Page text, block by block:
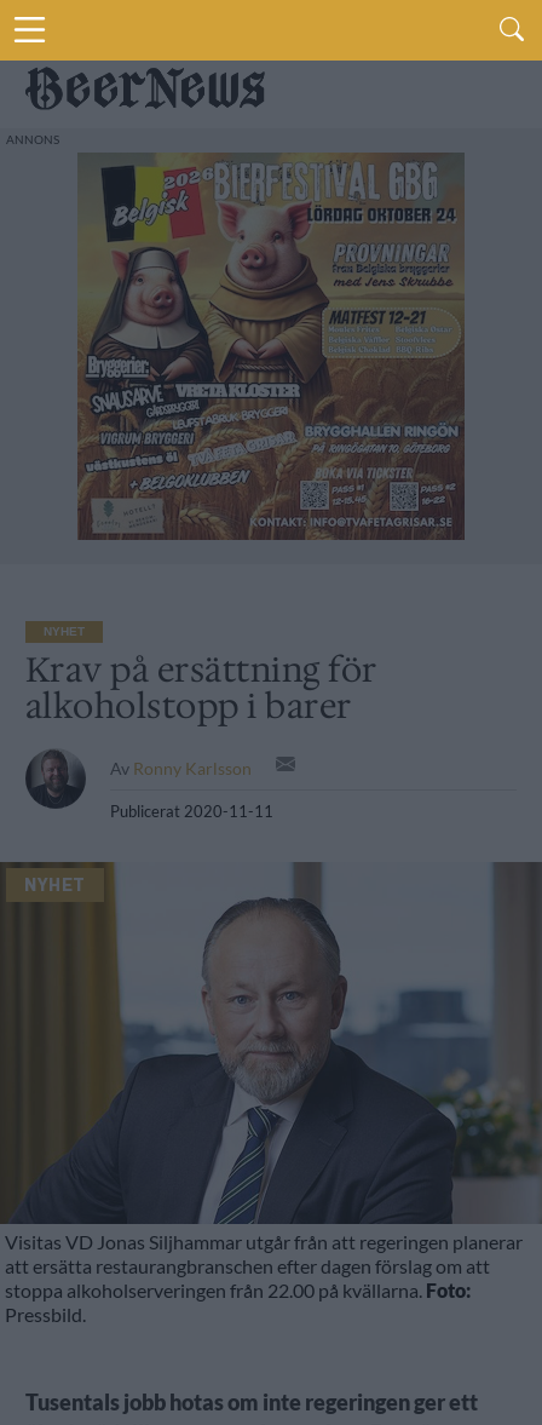
NYHET
Krav på ersättning för
alkoholstopp i barer
Av Ronny Karlsson
Publicerat 2020-11-11
NYHET
Visitas VD Jonas Siljhammar utgår från att regeringen planerar
att ersätta restaurangbranschen efter dagen förslag om att
stoppa alkoholserveringen från 22.00 på kvällarna. Foto:
Pressbild.
Tusentals jobb hotas om inte regeringen ger ett